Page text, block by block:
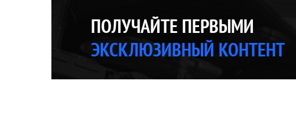
ПОЛУЧАЙТЕ ПЕРВЫМИ
ЭКСКЛЮЗИВНЫЙ КОНТЕНТ